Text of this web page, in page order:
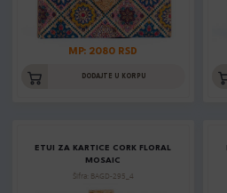
MP: 2080 RSD
DODAJTE U KORPU
ETUI ZA KARTICE CORK FLORAL
MOSAIC
Šifra: BAGD-295_4